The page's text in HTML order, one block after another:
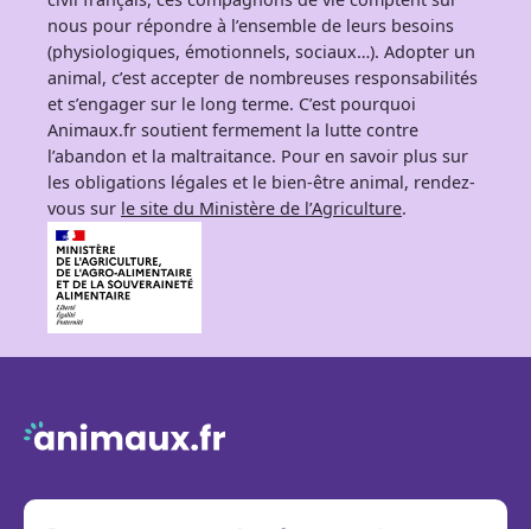
nous pour répondre à l’ensemble de leurs besoins
(physiologiques, émotionnels, sociaux…). Adopter un
animal, c’est accepter de nombreuses responsabilités
et s’engager sur le long terme. C’est pourquoi
Animaux.fr soutient fermement la lutte contre
l’abandon et la maltraitance. Pour en savoir plus sur
les obligations légales et le bien-être animal, rendez-
vous sur le site du Ministère de l’Agriculture.